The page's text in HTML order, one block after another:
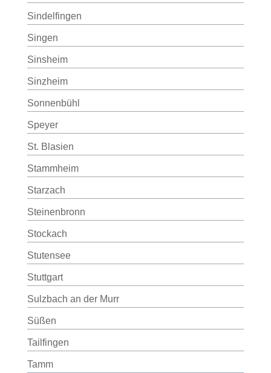
Sindelfingen
Singen
Sinsheim
Sinzheim
Sonnenbühl
Speyer
St. Blasien
Stammheim
Starzach
Steinenbronn
Stockach
Stutensee
Stuttgart
Sulzbach an der Murr
Süßen
Tailfingen
Tamm